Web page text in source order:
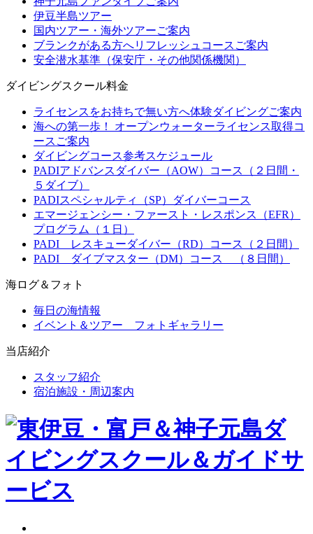
伊豆半島ツアー
国内ツアー・海外ツアーご案内
ブランクがある方へリフレッシュコースご案内
安全潜水基準（保安庁・その他関係機関）
ダイビングスクール料金
ライセンスをお持ちで無い方へ体験ダイビングご案内
海への第一歩！ オープンウォーターライセンス取得コ
ースご案内
ダイビングコース参考スケジュール
PADIアドバンスダイバー（AOW）コース（２日間・
５ダイブ）
PADIスペシャルティ（SP）ダイバーコース
エマージェンシー・ファースト・レスポンス（EFR）
プログラム（１日）
PADI レスキューダイバー（RD）コース（２日間）
PADI ダイブマスター（DM）コース （８日間）
海ログ＆フォト
毎日の海情報
イベント＆ツアー フォトギャラリー
当店紹介
スタッフ紹介
宿泊施設・周辺案内